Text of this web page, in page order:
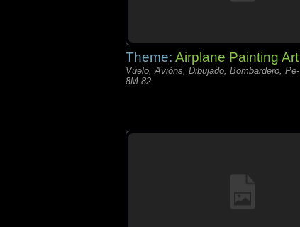
Theme: Airplane Painting Art
Vuelo, Avións, Dibujado, Bombardero, Pe-
8M-82